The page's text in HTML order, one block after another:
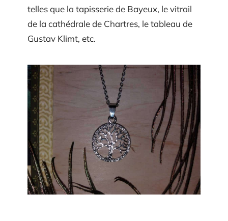
telles que la tapisserie de Bayeux, le vitrail
de la cathédrale de Chartres, le tableau de
Gustav Klimt, etc.